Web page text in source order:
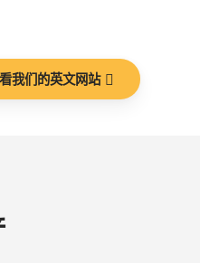
我们的英文网站